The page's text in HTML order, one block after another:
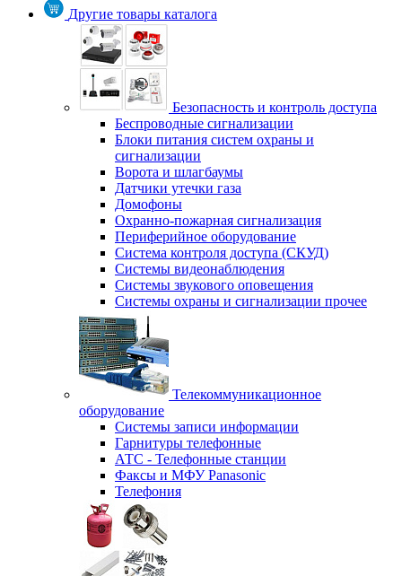
Другие товары каталога
Безопасность и контроль доступа
Беспроводные сигнализации
Блоки питания систем охраны и
сигнализации
Ворота и шлагбаумы
Датчики утечки газа
Домофоны
Охранно-пожарная сигнализация
Периферийное оборудование
Система контроля доступа (СКУД)
Системы видеонаблюдения
Системы звукового оповещения
Системы охраны и сигнализации прочее
Телекоммуникационное
оборудование
Системы записи информации
Гарнитуры телефонные
АТС - Телефонные станции
Факсы и МФУ Panasonic
Телефония